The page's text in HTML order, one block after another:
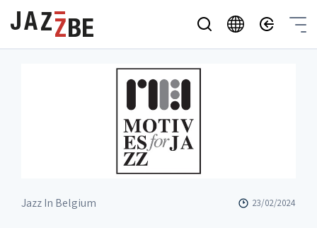
Jazz In Belgium 23/02/2024